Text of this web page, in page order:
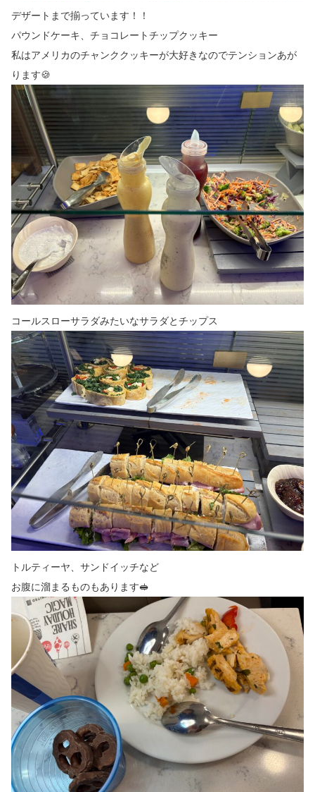
デザートまで揃っています！！
パウンドケーキ、チョコレートチップクッキー
私はアメリカのチャンククッキーが大好きなのでテンションあが
ります🍪
コールスローサラダみたいなサラダとチップス
トルティーヤ、サンドイッチなど
お腹に溜まるものもあります🥪